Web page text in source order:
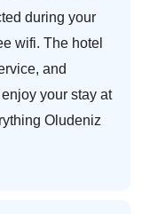
during your
wifi. The hotel
and
your stay at
Oludeniz